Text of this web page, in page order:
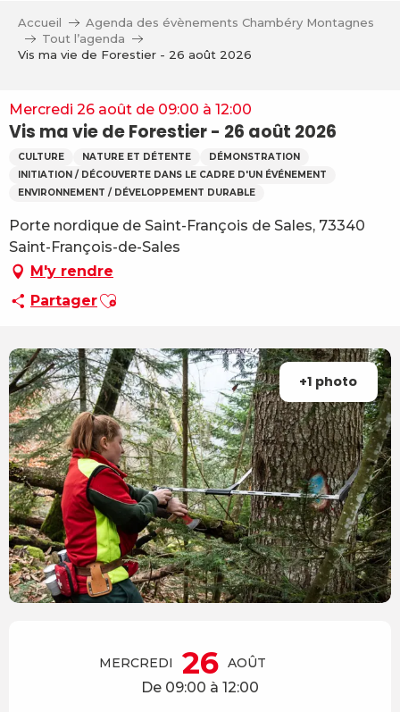
contenu
Accueil
Agenda des évènements Chambéry Montagnes
Tout l’agenda
Vis ma vie de Forestier - 26 août 2026
Mercredi 26 août de 09:00 à 12:00
Vis ma vie de Forestier - 26 août 2026
CULTURE NATURE ET DÉTENTE
DÉMONSTRATION
INITIATION / DÉCOUVERTE DANS LE CADRE D'UN ÉVÉNEMENT
ENVIRONNEMENT / DÉVELOPPEMENT DURABLE
Porte nordique de Saint-François de Sales, 73340
Saint-François-de-Sales
M'y rendre
PartagerAjouter aux favoris
+1 photo
MERCREDI 26 AOÛT
De 09:00 à 12:00